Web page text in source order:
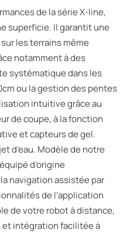
de la série X-line,
superficie. Il garantit une
les terrains même
notamment à des
systématique dans les
ou la gestion des pentes
intuitive grâce au
de coupe, à la fonction
et capteurs de gel.
d’eau. Modèle de notre
d’origine
navigation assistée par
de l’application
de votre robot à distance,
intégration facilitée à